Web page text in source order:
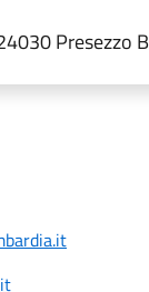
Presezzo